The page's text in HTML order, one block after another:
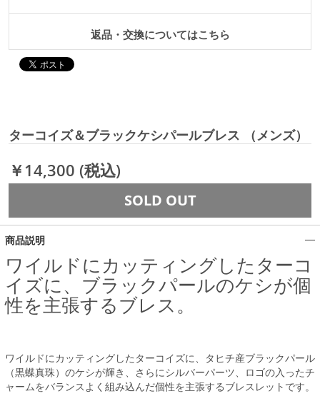
返品・交換についてはこちら
ターコイズ＆ブラックケシパールブレス （メンズ）
￥14,300 (税込)
SOLD OUT
商品説明
ワイルドにカッティングしたターコ
イズに、ブラックパールのケシが個
性を主張するブレス。
ワイルドにカッティングしたターコイズに、タヒチ産ブラックパール
（黒蝶真珠）のケシが輝き、さらにシルバーパーツ、ロゴの入ったチ
ャームをバランスよく組み込んだ個性を主張するブレスレットです。